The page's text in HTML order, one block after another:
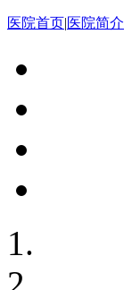
医院首页|医院简介